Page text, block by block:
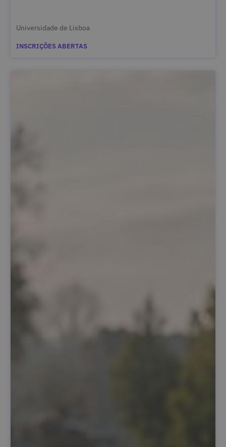
Universidade de Lisboa
INSCRIÇÕES ABERTAS